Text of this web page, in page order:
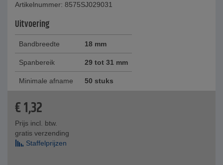
Artikelnummer: 8575SJ029031
Uitvoering
Bandbreedte 18 mm
Spanbereik 29 tot 31 mm
Minimale afname 50 stuks
€1,32
Prijs incl. btw.
gratis verzending
Staffelprijzen